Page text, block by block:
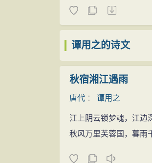
谭用之的诗文
秋宿湘江遇雨
唐代 ： 谭用之
江上阴云锁梦魂，江边
秋风万里芙蓉国，暮雨